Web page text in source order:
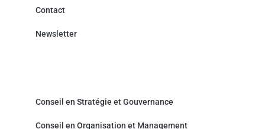
Contact
Newsletter
Conseil en Stratégie et Gouvernance
Conseil en Organisation et Management